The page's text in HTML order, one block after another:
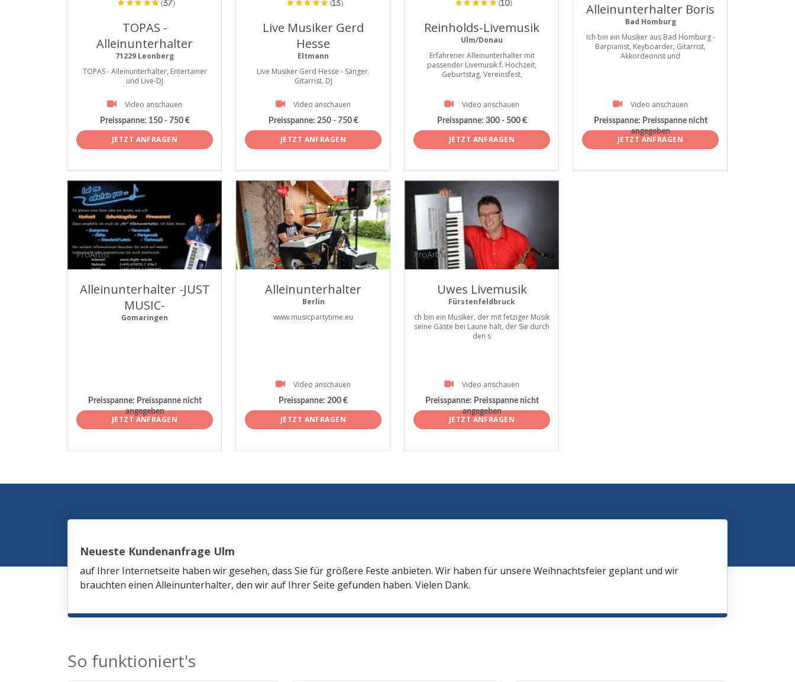
(37)
TOPAS -
Alleinunterhalter
71229 Leonberg
TOPAS - Alleinunterhalter, Entertainer
und Live-DJ
Video anschauen
Preisspanne: 150 - 750 €
JETZT ANFRAGEN
(13)
Live Musiker Gerd
Hesse
Eltmann
Live Musiker Gerd Hesse - Sänger.
Gitarrist. DJ
Video anschauen
Preisspanne: 250 - 750 €
JETZT ANFRAGEN
(10)
Reinholds-Livemusik
Ulm/Donau
Erfahrener Alleinunterhalter mit
passender Livemusik f. Hochzeit,
Geburtstag, Vereinsfest,
Video anschauen
Preisspanne: 300 - 500 €
JETZT ANFRAGEN
Alleinunterhalter Boris
Bad Homburg
Ich bin ein Musiker aus Bad Homburg -
Barpianist, Keyboarder, Gitarrist,
Akkordeonist und
Video anschauen
Preisspanne: Preisspanne nicht
angegeben
JETZT ANFRAGEN
ProArtist
Alleinunterhalter -JUST
MUSIC-
Gomaringen
Preisspanne: Preisspanne nicht
angegeben
JETZT ANFRAGEN
ProArtist
Alleinunterhalter
Berlin
www.musicpartytime.eu
Video anschauen
Preisspanne: 200 €
JETZT ANFRAGEN
ProArtist
Uwes Livemusik
Fürstenfeldbruck
ch bin ein Musiker, der mit fetziger Musik
seine Gäste bei Laune hält, der Sie durch
den s
Video anschauen
Preisspanne: Preisspanne nicht
angegeben
JETZT ANFRAGEN
Neueste Kundenanfrage Ulm
auf Ihrer Internetseite haben wir gesehen, dass Sie für größere Feste anbieten. Wir haben für unsere Weihnachtsfeier geplant und wir
brauchten einen Alleinunterhalter, den wir auf Ihrer Seite gefunden haben. Vielen Dank.
So funktioniert's